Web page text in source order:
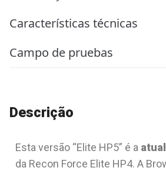
Características técnicas
Campo de pruebas
Descrição
Esta versão “Elite HP5” é a
da Recon Force Elite HP4. A